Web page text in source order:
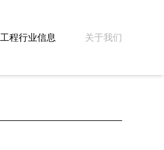
工程行业信息 关于我们